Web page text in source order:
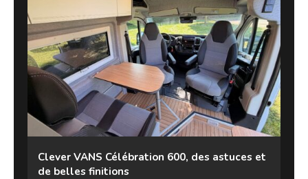
Clever VANS Célébration 600, des astuces et
de belles finitions